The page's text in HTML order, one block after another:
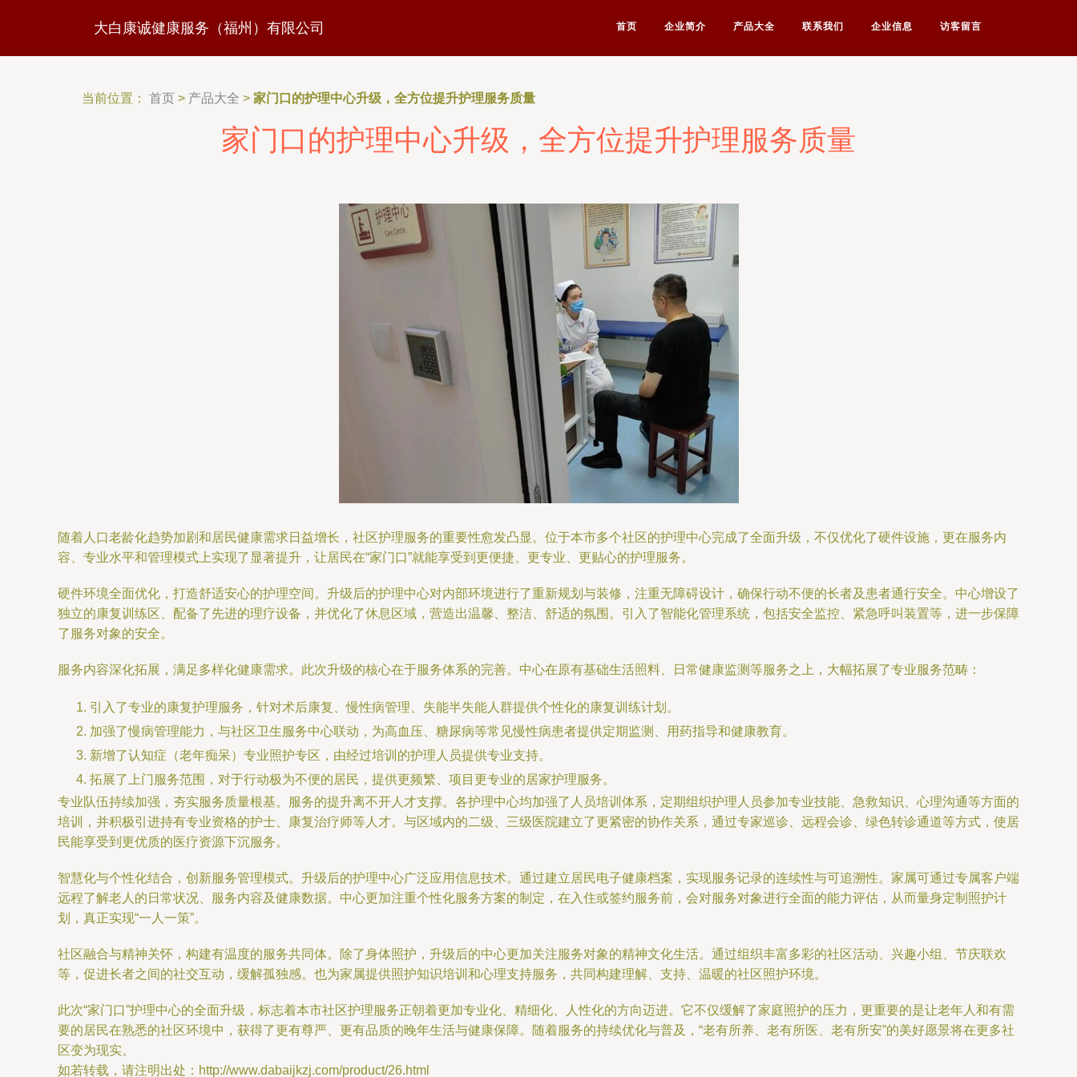
大白康诚健康服务（福州）有限公司 首页 企业简介 产品大全 联系我们 企业信息 访客留言
当前位置： 首页 > 产品大全 > 家门口的护理中心升级，全方位提升护理服务质量
家门口的护理中心升级，全方位提升护理服务质量
随着人口老龄化趋势加剧和居民健康需求日益增长，社区护理服务的重要性愈发凸显。位于本市多个社区的护理中心完成了全面升级，不仅优化了硬件设施，更在服务内
容、专业水平和管理模式上实现了显著提升，让居民在“家门口”就能享受到更便捷、更专业、更贴心的护理服务。
硬件环境全面优化，打造舒适安心的护理空间。升级后的护理中心对内部环境进行了重新规划与装修，注重无障碍设计，确保行动不便的长者及患者通行安全。中心增设了
独立的康复训练区、配备了先进的理疗设备，并优化了休息区域，营造出温馨、整洁、舒适的氛围。引入了智能化管理系统，包括安全监控、紧急呼叫装置等，进一步保障
了服务对象的安全。
服务内容深化拓展，满足多样化健康需求。此次升级的核心在于服务体系的完善。中心在原有基础生活照料、日常健康监测等服务之上，大幅拓展了专业服务范畴：
引入了专业的康复护理服务，针对术后康复、慢性病管理、失能半失能人群提供个性化的康复训练计划。
加强了慢病管理能力，与社区卫生服务中心联动，为高血压、糖尿病等常见慢性病患者提供定期监测、用药指导和健康教育。
新增了认知症（老年痴呆）专业照护专区，由经过培训的护理人员提供专业支持。
拓展了上门服务范围，对于行动极为不便的居民，提供更频繁、项目更专业的居家护理服务。
专业队伍持续加强，夯实服务质量根基。服务的提升离不开人才支撑。各护理中心均加强了人员培训体系，定期组织护理人员参加专业技能、急救知识、心理沟通等方面的
培训，并积极引进持有专业资格的护士、康复治疗师等人才。与区域内的二级、三级医院建立了更紧密的协作关系，通过专家巡诊、远程会诊、绿色转诊通道等方式，使居
民能享受到更优质的医疗资源下沉服务。
智慧化与个性化结合，创新服务管理模式。升级后的护理中心广泛应用信息技术。通过建立居民电子健康档案，实现服务记录的连续性与可追溯性。家属可通过专属客户端
远程了解老人的日常状况、服务内容及健康数据。中心更加注重个性化服务方案的制定，在入住或签约服务前，会对服务对象进行全面的能力评估，从而量身定制照护计
划，真正实现“一人一策”。
社区融合与精神关怀，构建有温度的服务共同体。除了身体照护，升级后的中心更加关注服务对象的精神文化生活。通过组织丰富多彩的社区活动、兴趣小组、节庆联欢
等，促进长者之间的社交互动，缓解孤独感。也为家属提供照护知识培训和心理支持服务，共同构建理解、支持、温暖的社区照护环境。
此次“家门口”护理中心的全面升级，标志着本市社区护理服务正朝着更加专业化、精细化、人性化的方向迈进。它不仅缓解了家庭照护的压力，更重要的是让老年人和有需
要的居民在熟悉的社区环境中，获得了更有尊严、更有品质的晚年生活与健康保障。随着服务的持续优化与普及，“老有所养、老有所医、老有所安”的美好愿景将在更多社
区变为现实。
如若转载，请注明出处：http://www.dabaijkzj.com/product/26.html